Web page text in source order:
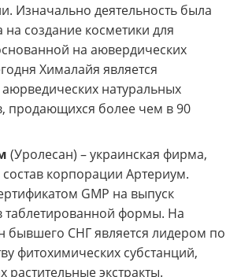
Изначально деятельность была
на создание косметики для
на аювердических
Хималайя является
натуральных
продающихся более чем в 90
(Уролесан) – украинская фирма,
корпорации Артериум.
GMP на выпуск
таблетированной формы. На
бывшего СНГ является лидером по
фитохимических субстанций,
растительные экстракты.